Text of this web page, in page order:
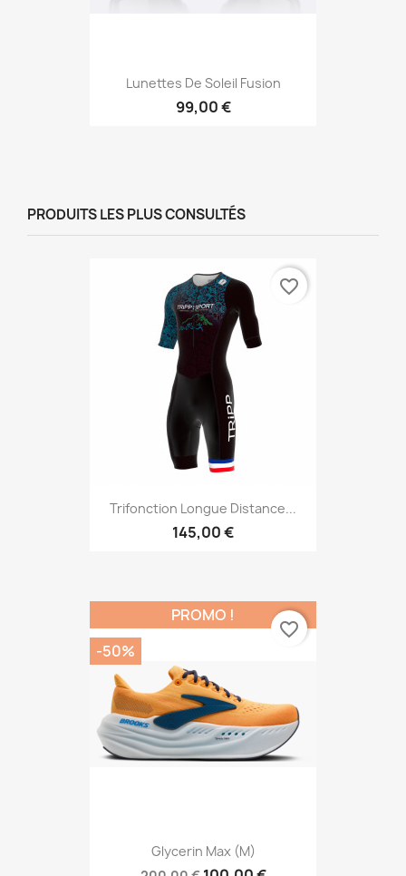
Lunettes De Soleil Fusion
99,00 €
PRODUITS LES PLUS CONSULTÉS
Trifonction Longue Distance...
145,00 €
favorite_border
Glycerin Max (M)
PROMO !
-50%
favorite_border